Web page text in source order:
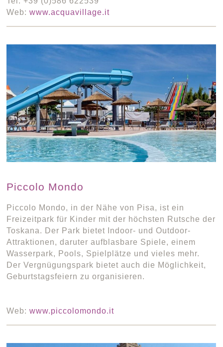
Web:www.acquavillage.it
Piccolo Mondo
Piccolo Mondo, in der Nähe von Pisa, ist ein
Freizeitpark für Kinder mit der höchsten Rutsche der
Toskana. Der Park bietet Indoor- und Outdoor-
Attraktionen, daruter aufblasbare Spiele, einem
Wasserpark, Pools, Spielplätze und vieles mehr.
Der Vergnügungspark bietet auch die Möglichkeit,
Geburtstagsfeiern zu organisieren.
Web:www.piccolomondo.it